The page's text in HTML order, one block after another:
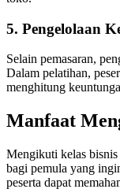
5. Pengelolaan
Selain pemasaran,
Dalam pelatihan,
menghitung
Manfaat
Mengikuti kelas bisnis
bagi pemula yang
peserta dapat